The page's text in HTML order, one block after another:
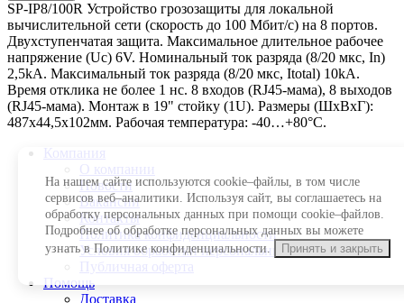
На нашем сайте используются cookie–файлы, в том числе
сервисов веб–аналитики. Используя сайт, вы соглашаетесь на
обработку персональных данных при помощи cookie–файлов.
Подробнее об обработке персональных данных вы можете
узнать в Политике конфиденциальности.
Принять и закрыть
SP-IP8/100R Устройство грозозащиты для локальной
вычислительной сети (скорость до 100 Мбит/с) на 8 портов.
Двухступенчатая защита. Максимальное длительное рабочее
напряжение (Uc) 6V. Номинальный ток разряда (8/20 мкс, In)
2,5kA. Максимальный ток разряда (8/20 мкс, Itotal) 10kA.
Время отклика не более 1 нc. 8 входов (RJ45-мама), 8 выходов
(RJ45-мама). Монтаж в 19" стойку (1U). Размеры (ШхВхГ):
487x44,5x102мм. Рабочая температура: -40…+80°С.
Компания
О компании
Новости
Вакансии
Контакты
Политика конфиденциальности
Условия обработки персональных данных
Публичная оферта
Помощь
Доставка